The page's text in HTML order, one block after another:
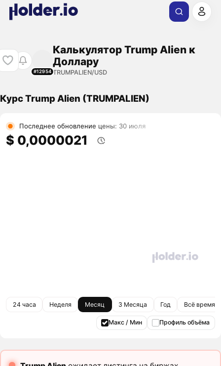
#12954
Калькулятор Trump Alien к
Доллару
TRUMPALIEN/USD
Курс Trump Alien (TRUMPALIEN)
Последнее обновление цены: 30 июля
$ 0,0000021
24 часа Неделя Месяц 3 Месяца Год Всё время
Макс / Мин Профиль объёма